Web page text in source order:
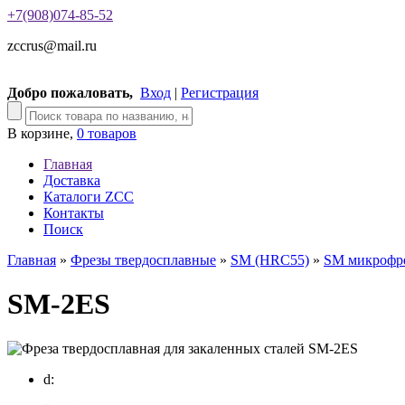
+7(908)074-85-52
zccrus@mail.ru
Добро пожаловать, Вход | Регистрация
В корзине, 0 товаров
Главная
Доставка
Каталоги ZCC
Контакты
Поиск
Главная » Фрезы твердосплавные » SM (HRC55) » SM
SM-2ES
d: